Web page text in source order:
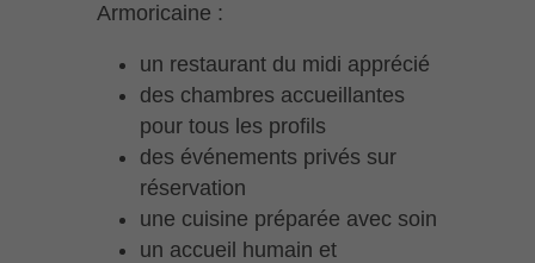
Armoricaine :
un restaurant du midi apprécié
des chambres accueillantes
pour tous les profils
des événements privés sur
réservation
une cuisine préparée avec soin
un accueil humain et